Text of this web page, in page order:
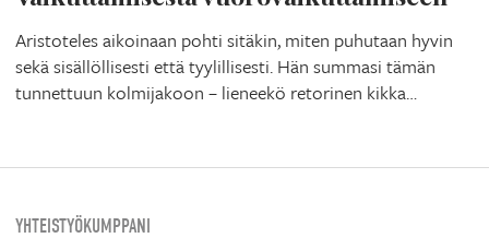
Aristoteles aikoinaan pohti sitäkin, miten puhutaan hyvin
sekä sisällöllisesti että tyylillisesti. Hän summasi tämän
tunnettuun kolmijakoon – lieneekö retorinen kikka…
YHTEISTYÖKUMPPANI